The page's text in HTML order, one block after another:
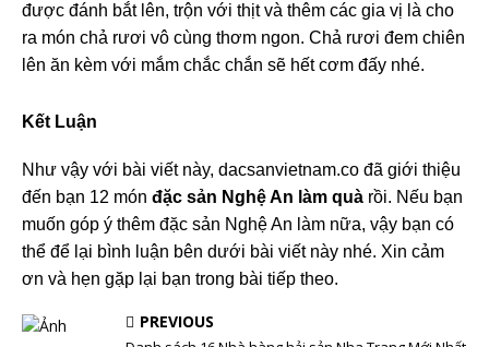
được đánh bắt lên, trộn với thịt và thêm các gia vị là cho
ra món chả rươi vô cùng thơm ngon. Chả rươi đem chiên
lên ăn kèm với mắm chắc chắn sẽ hết cơm đấy nhé.
Kết Luận
Như vậy với bài viết này, dacsanvietnam.co đã giới thiệu
đến bạn 12 món đặc sản Nghệ An làm quà rồi. Nếu bạn
muốn góp ý thêm đặc sản Nghệ An làm nữa, vậy bạn có
thể để lại bình luận bên dưới bài viết này nhé. Xin cảm
ơn và hẹn gặp lại bạn trong bài tiếp theo.
PREVIOUS